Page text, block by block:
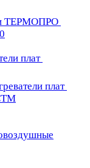
ТЕРМОПРО
плат
плат